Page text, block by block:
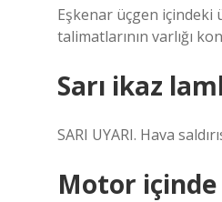
Eşkenar üçgen içindeki
talimatlarının varlığı
Sarı ikaz
SARI UYARI. Hava
Motor